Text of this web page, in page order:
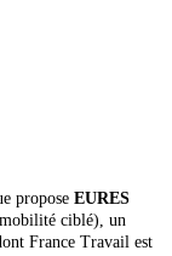
propose EURES
ciblé), un
France Travail est